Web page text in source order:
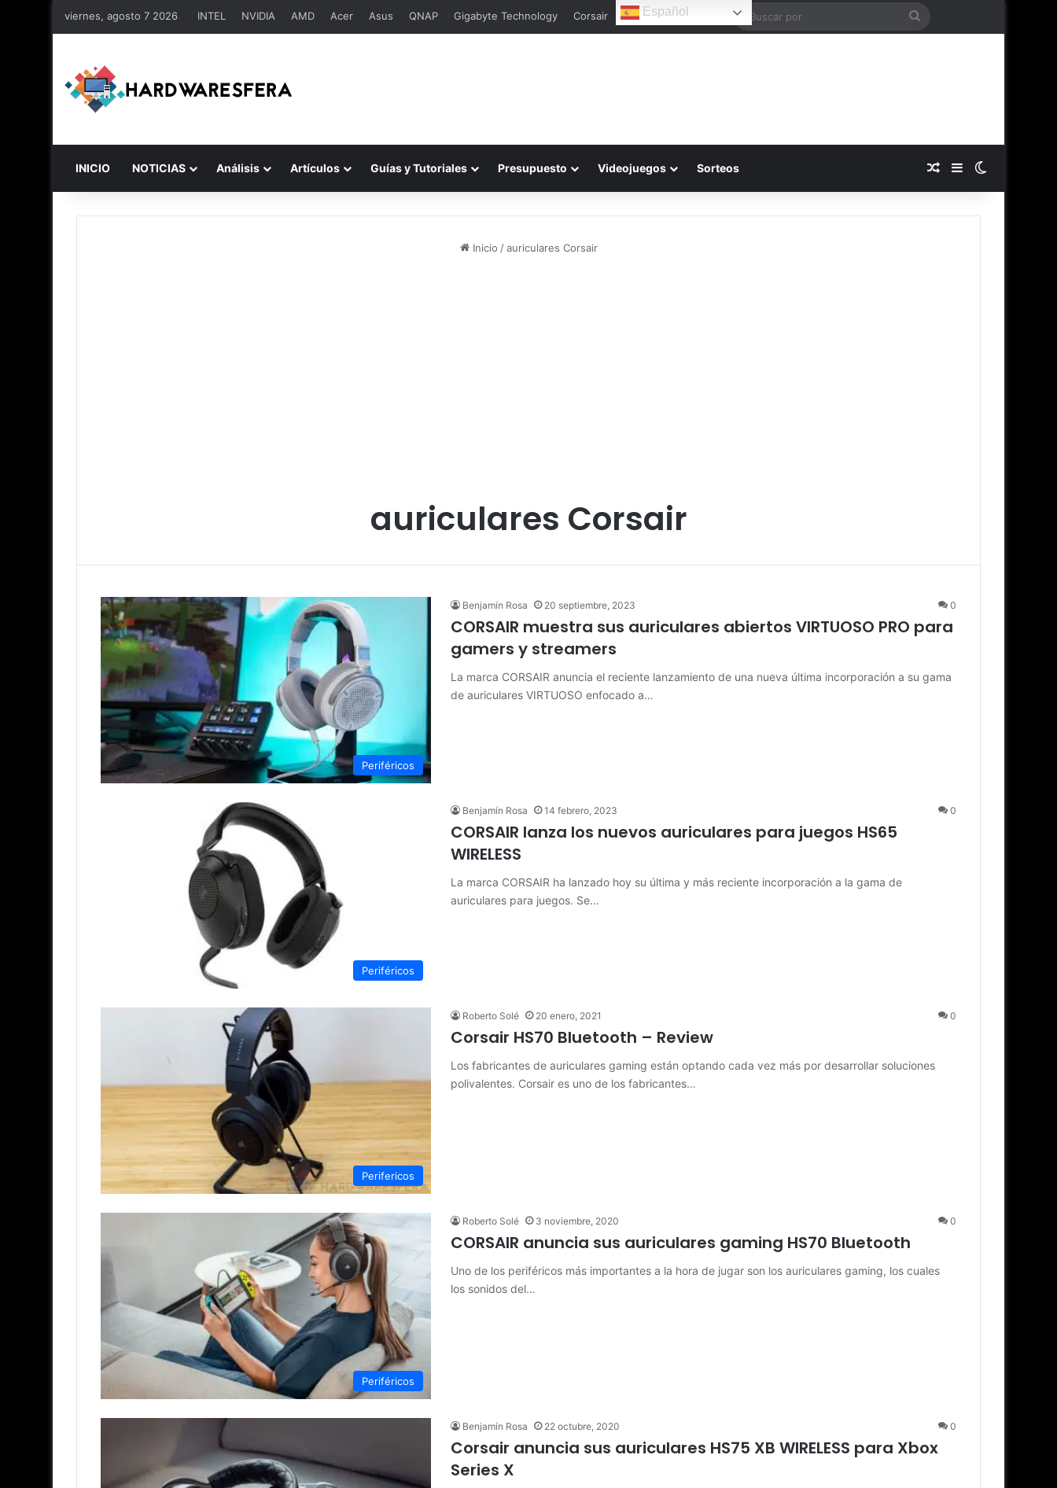
viernes, agosto 7 2026 INTEL NVIDIA AMD Acer Asus QNAP Gigabyte Technology Corsair Español
Buscar
INICIO NOTICIAS Análisis Artículos Guías y Tutoriales Presupuesto Videojuegos Sorteos Publicación al azar
Barra lateral
Inicio / auriculares Corsair
auriculares Corsair
Periféricos
Benjamín Rosa 20 septiembre, 2023 0
CORSAIR muestra sus auriculares abiertos VIRTUOSO PRO para
gamers y streamers
La marca CORSAIR anuncia el reciente lanzamiento de una nueva última incorporación a su gama
de auriculares VIRTUOSO enfocado a…
Periféricos
Benjamín Rosa 14 febrero, 2023 0
CORSAIR lanza los nuevos auriculares para juegos HS65
WIRELESS
La marca CORSAIR ha lanzado hoy su última y más reciente incorporación a la gama de
auriculares para juegos. Se…
Perifericos
Roberto Solé 20 enero, 2021 0
Corsair HS70 Bluetooth – Review
Los fabricantes de auriculares gaming están optando cada vez más por desarrollar soluciones
polivalentes. Corsair es uno de los fabricantes…
Periféricos
Roberto Solé 3 noviembre, 2020 0
CORSAIR anuncia sus auriculares gaming HS70 Bluetooth
Uno de los periféricos más importantes a la hora de jugar son los auriculares gaming, los cuales
los sonidos del…
Benjamín Rosa 22 octubre, 2020 0
Corsair anuncia sus auriculares HS75 XB WIRELESS para Xbox
Series X